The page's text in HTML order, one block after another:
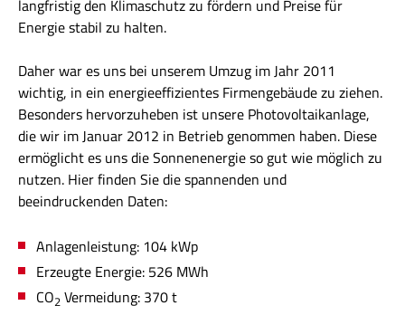
langfristig den Klimaschutz zu fördern und Preise für
Energie stabil zu halten.
Daher war es uns bei unserem Umzug im Jahr 2011
wichtig, in ein energieeffizientes Firmengebäude zu ziehen.
Besonders hervorzuheben ist unsere Photovoltaikanlage,
die wir im Januar 2012 in Betrieb genommen haben. Diese
ermöglicht es uns die Sonnenenergie so gut wie möglich zu
nutzen. Hier finden Sie die spannenden und
beeindruckenden Daten:
Anlagenleistung: 104 kWp
Erzeugte Energie: 526 MWh
CO2 Vermeidung: 370 t